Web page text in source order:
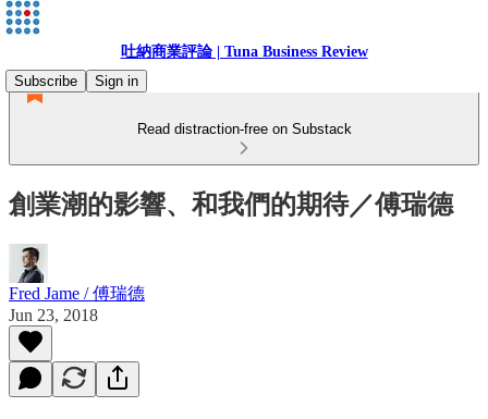
吐納商業評論 | Tuna Business Review
Subscribe
Sign in
Read distraction-free on Substack
創業潮的影響、和我們的期待／傅瑞德
Fred Jame / 傅瑞德
Jun 23, 2018